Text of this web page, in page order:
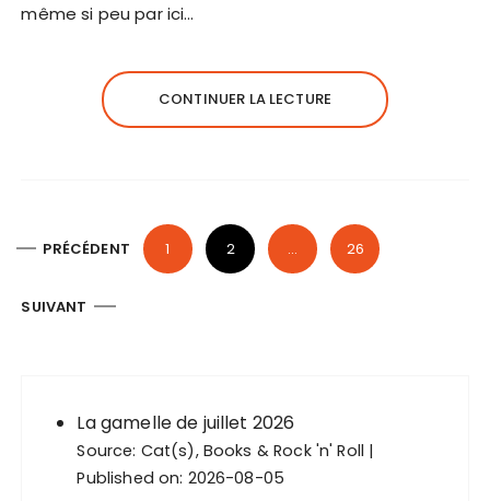
même si peu par ici…
CONTINUER LA LECTURE
g
PRÉCÉDENT 1 2 … 26
SUIVANT
La gamelle de juillet 2026
Source: Cat(s), Books & Rock 'n' Roll
Published on: 2026-08-05